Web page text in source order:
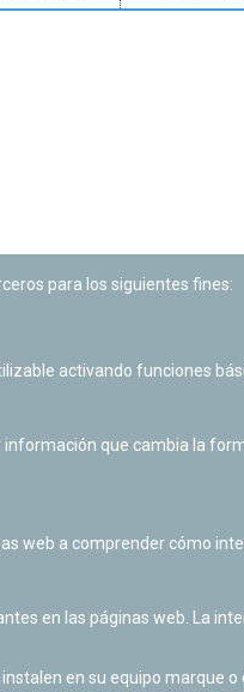
para los siguientes fines:
activando funciones
que cambia la
web a comprender cómo
en las páginas web. La
en su equipo marque